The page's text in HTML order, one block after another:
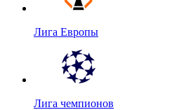
Лига Европы
Лига чемпионов